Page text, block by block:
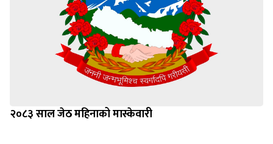
२०८३ साल जेठ महिनाको मास्केवारी